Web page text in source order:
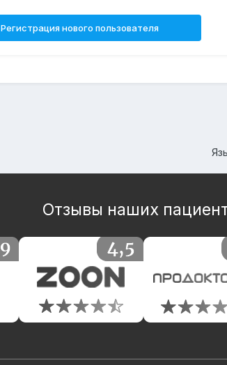
Регистрация нового пользователя
Отзывы наших